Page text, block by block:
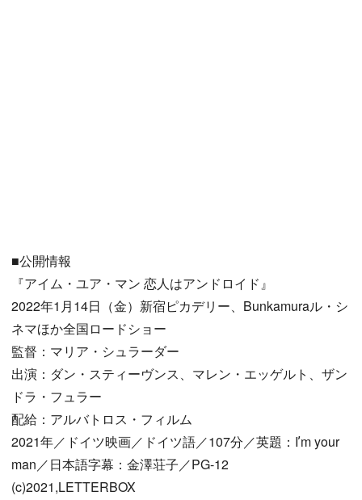
■公開情報
『アイム・ユア・マン 恋人はアンドロイド』
2022年1月14日（金）新宿ピカデリー、Bunkamuraル・シ
ネマほか全国ロードショー
監督：マリア・シュラーダー
出演：ダン・スティーヴンス、マレン・エッゲルト、ザン
ドラ・フュラー
配給：アルバトロス・フィルム
2021年／ドイツ映画／ドイツ語／107分／英題：Iʼm your
man／日本語字幕：金澤荘子／PG-12
(c)2021,LETTERBOX